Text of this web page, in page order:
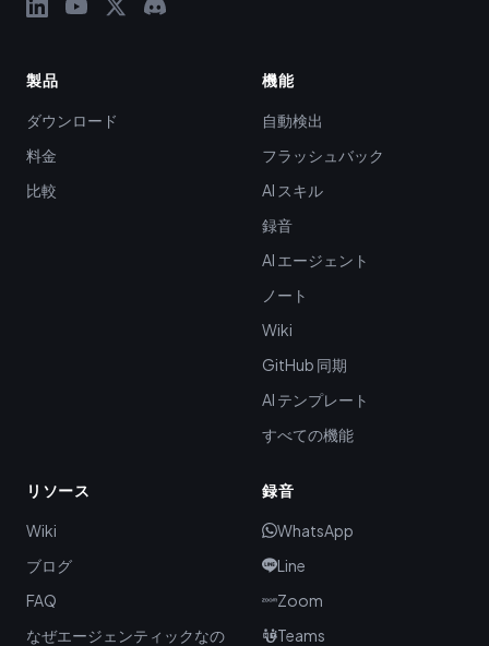
製品
ダウンロード
料金
比較
機能
自動検出
フラッシュバック
AI スキル
録音
AI エージェント
ノート
Wiki
GitHub 同期
AI テンプレート
すべての機能
リソース
Wiki
ブログ
FAQ
なぜエージェンティックなの
録音
WhatsApp
Line
Zoom
Teams